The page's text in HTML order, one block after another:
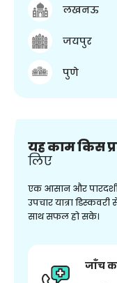
लखनऊ
जयपुर
पुणे
यह काम किस
लिए
एक आसान और
उपचार यात्रा
साथ सफल हो सके।
जाँच